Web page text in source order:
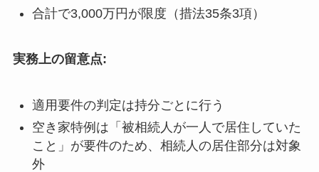
合計で3,000万円が限度（措法35条3項）
実務上の留意点:
適用要件の判定は持分ごとに行う
空き家特例は「被相続人が一人で居住していた
こと」が要件のため、相続人の居住部分は対象
外